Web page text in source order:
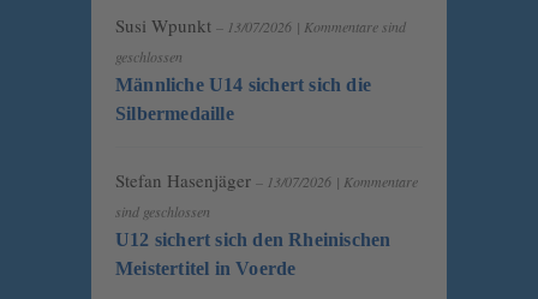
Susi Wpunkt – 13/07/2026 | Kommentare sind
geschlossen
Männliche U14 sichert sich die
Silbermedaille
Stefan Hasenjäger – 13/07/2026 | Kommentare
sind geschlossen
U12 sichert sich den Rheinischen
Meistertitel in Voerde